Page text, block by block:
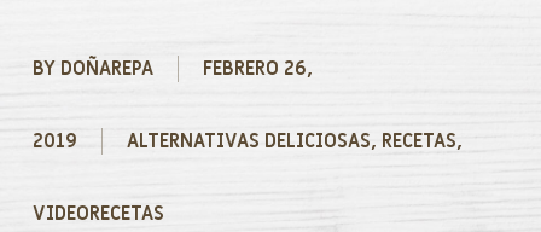
BY DOÑAREPA FEBRERO 26,
2019 ALTERNATIVAS DELICIOSAS, RECETAS,
VIDEORECETAS